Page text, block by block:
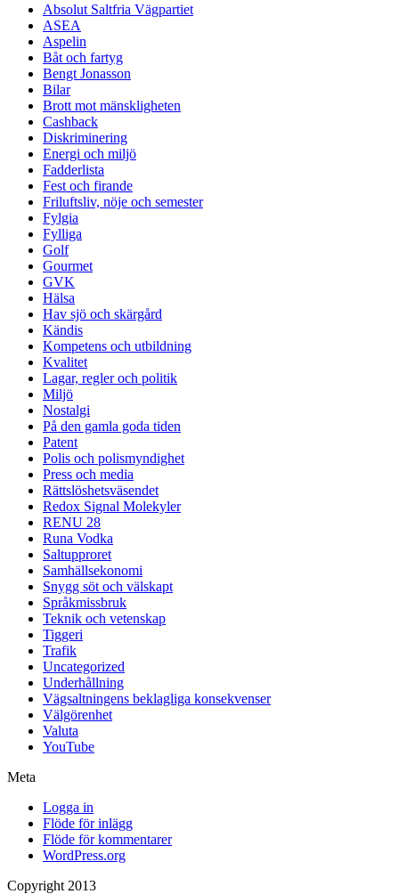
Absolut Saltfria Vägpartiet
ASEA
Aspelin
Båt och fartyg
Bengt Jonasson
Bilar
Brott mot mänskligheten
Cashback
Diskriminering
Energi och miljö
Fadderlista
Fest och firande
Friluftsliv, nöje och semester
Fylgia
Fylliga
Golf
Gourmet
GVK
Hälsa
Hav sjö och skärgård
Kändis
Kompetens och utbildning
Kvalitet
Lagar, regler och politik
Miljö
Nostalgi
På den gamla goda tiden
Patent
Polis och polismyndighet
Press och media
Rättslöshetsväsendet
Redox Signal Molekyler
RENU 28
Runa Vodka
Saltupproret
Samhällsekonomi
Snygg söt och välskapt
Språkmissbruk
Teknik och vetenskap
Tiggeri
Trafik
Uncategorized
Underhållning
Vägsaltningens beklagliga konsekvenser
Välgörenhet
Valuta
YouTube
Meta
Logga in
Flöde för inlägg
Flöde för kommentarer
WordPress.org
Copyright 2013